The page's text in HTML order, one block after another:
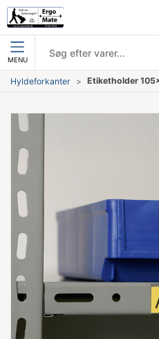
MENU
Hyldeforkanter Etiketholder